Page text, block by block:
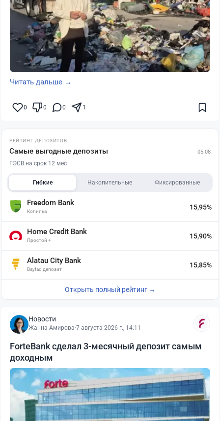
Читать дальше →
0 0 0 1
РЕЙТИНГ ДЕПОЗИТОВ
Самые выгодные депозиты 05.08
ГЭСВ на срок 12 мес
Гибкие Накопительные Фиксированные
Freedom Bank
Копилка
15,95%
Home Credit Bank
Простой +
15,90%
Alatau City Bank
Baytaq депозит
15,85%
Открыть полный рейтинг →
Новости
Жанна Амирова·7 августа 2026 г., 14:11
ForteBank сделал 3-месячный депозит самым
доходным